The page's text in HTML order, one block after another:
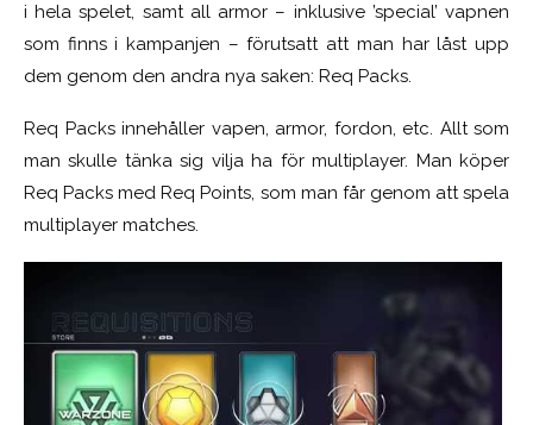
i hela spelet, samt all armor – inklusive ’special’ vapnen
som finns i kampanjen – förutsatt att man har låst upp
dem genom den andra nya saken: Req Packs.
Req Packs innehåller vapen, armor, fordon, etc. Allt som
man skulle tänka sig vilja ha för multiplayer. Man köper
Req Packs med Req Points, som man får genom att spela
multiplayer matches.